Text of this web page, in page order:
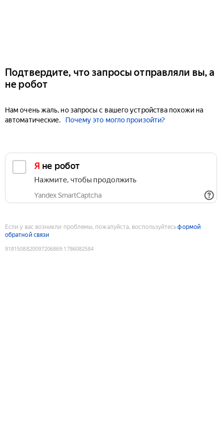
Подтвердите, что запросы отправляли вы, а
не робот
Нам очень жаль, но запросы с вашего устройства похожи на
автоматические.
Почему это могло произойти?
Я не робот
Нажмите, чтобы продолжить
Yandex SmartCaptcha
Если у вас возникли проблемы, пожалуйста, воспользуйтесьформой
обратной связи
9181508820097206869:1786082584